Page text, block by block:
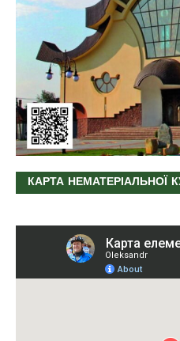
КАРТА НЕМАТЕРІАЛЬНОЇ